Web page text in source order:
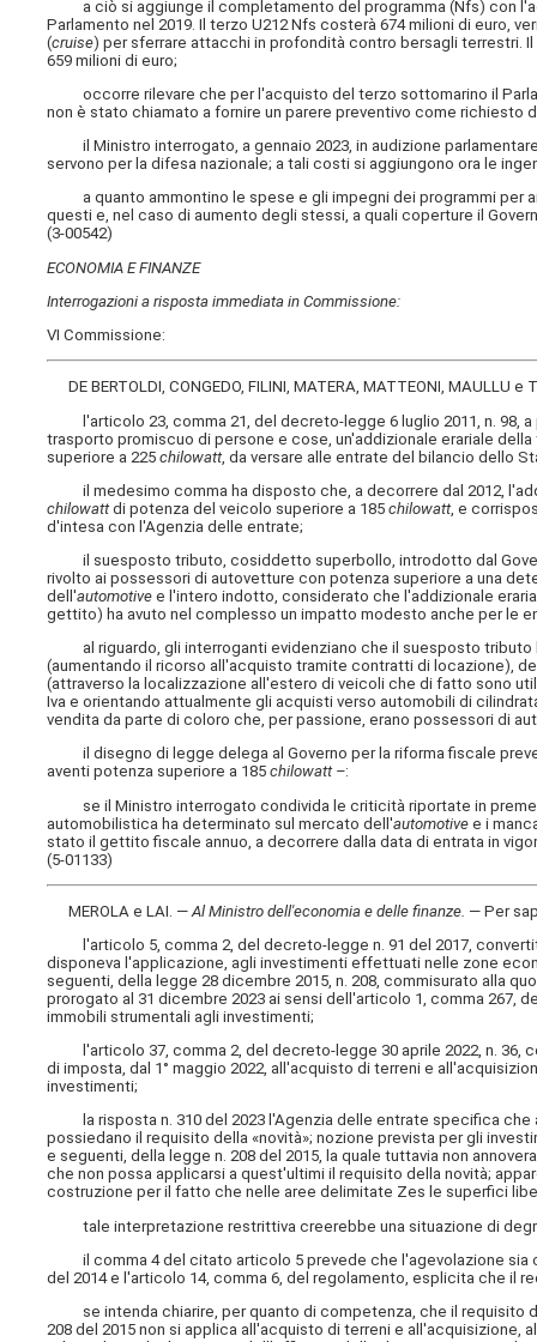
a ciò si aggiunge il completamento del programma (Nfs) con
Parlamento nel 2019. Il terzo U212 Nfs costerà 674 milioni di euro,
(cruise) per sferrare attacchi in profondità contro bersagli terrestri.
659 milioni di euro;
occorre rilevare che per l'acquisto del terzo sottomarino il
non è stato chiamato a fornire un parere preventivo come richiesto
il Ministro interrogato, a gennaio 2023, in audizione
servono per la difesa nazionale; a tali costi si aggiungono ora le
a quanto ammontino le spese e gli impegni dei programmi per
questi e, nel caso di aumento degli stessi, a quali coperture il
(3-00542)
ECONOMIA E FINANZE
Interrogazioni a risposta immediata in Commissione:
VI Commissione:
DE BERTOLDI, CONGEDO, FILINI, MATERA, MATTEONI, MAULLU e
l'articolo 23, comma 21, del decreto-legge 6 luglio 2011, n. 98, a
trasporto promiscuo di persone e cose, un'addizionale erariale
superiore a 225chilowatt, da versare alle entrate del bilancio dello
il medesimo comma ha disposto che, a decorrere dal 2012,
chilowattdi potenza del veicolo superiore a 185chilowatt, e
d'intesa con l'Agenzia delle entrate;
il suesposto tributo, cosiddetto superbollo, introdotto dal
rivolto ai possessori di autovetture con potenza superiore a una
dell'automotive e l'intero indotto, considerato che l'addizionale
gettito) ha avuto nel complesso un impatto modesto anche per le
al riguardo, gli interroganti evidenziano che il suesposto tributo
(aumentando il ricorso all'acquisto tramite contratti di locazione),
(attraverso la localizzazione all'estero di veicoli che di fatto sono
Iva e orientando attualmente gli acquisti verso automobili di
vendita da parte di coloro che, per passione, erano possessori di
il disegno di legge delega al Governo per la riforma fiscale
aventi potenza superiore a 185chilowatt –:
se il Ministro interrogato condivida le criticità riportate in
automobilistica ha determinato sul mercato dell'automotive e i
stato il gettito fiscale annuo, a decorrere dalla data di entrata in
(5-01133)
MEROLA e LAI. —Al Ministro dell'economia e delle finanze — Per
l'articolo 5, comma 2, del decreto-legge n. 91 del 2017,
disponeva l'applicazione, agli investimenti effettuati nelle zone
seguenti, della legge 28 dicembre 2015, n. 208, commisurato alla
prorogato al 31 dicembre 2023 ai sensi dell'articolo 1, comma 267,
immobili strumentali agli investimenti;
l'articolo 37, comma 2, del decreto-legge 30 aprile 2022, n. 36,
di imposta, dal 1° maggio 2022, all'acquisto di terreni e
investimenti;
la risposta n. 310 del 2023 l'Agenzia delle entrate specifica che
possiedano il requisito della «novità»; nozione prevista per gli
e seguenti, della legge n. 208 del 2015, la quale tuttavia non
che non possa applicarsi a quest'ultimi il requisito della novità;
costruzione per il fatto che nelle aree delimitate Zes le superfici
tale interpretazione restrittiva creerebbe una situazione di
il comma 4 del citato articolo 5 prevede che l'agevolazione sia
del 2014 e l'articolo 14, comma 6, del regolamento, esplicita che il
se intenda chiarire, per quanto di competenza, che il requisito
208 del 2015 non si applica all'acquisto di terreni e all'acquisizione,